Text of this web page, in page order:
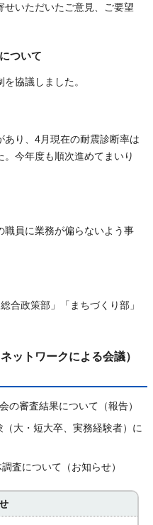
いただいたご意見、ご要望
ついて
協議しました。
り、4月現在の耐震診断率は
今年度も順次進めてまいり
員に業務が偏らないよう事
合政策部」「まちづくり部」
ットワークによる会議）
の審査結果について（報告）
大・短大卒、実務経験者）に
査について（お知らせ）